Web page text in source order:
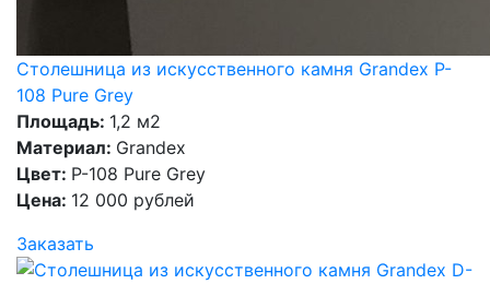
Столешница из искусственного камня Grandex P-
108 Pure Grey
Площадь: 1,2 м2
Материал: Grandex
Цвет: P-108 Pure Grey
Цена: 12 000 рублей
Заказать